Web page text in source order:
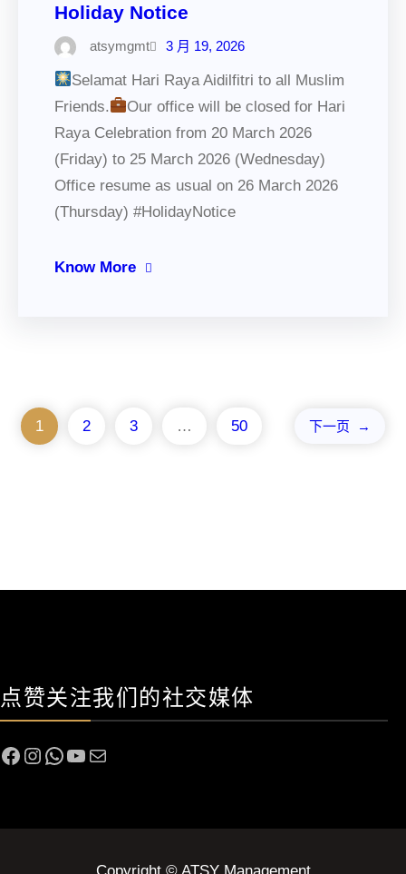
Holiday Notice
atsymgmt 3 月 19, 2026
Selamat Hari Raya Aidilfitri to all Muslim
Friends.
Our office will be closed for Hari
Raya Celebration from 20 March 2026
(Friday) to 25 March 2026 (Wednesday)
Office resume as usual on 26 March 2026
(Thursday) #HolidayNotice
Know More
1 2 3 … 50 下一页 →
点赞关注我们的社交媒体
Facebook Instagram WhatsApp YouTube 电子邮件
Copyright © ATSY Management